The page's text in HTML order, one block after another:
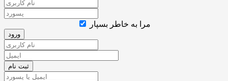
مرا به خاطر بسپار